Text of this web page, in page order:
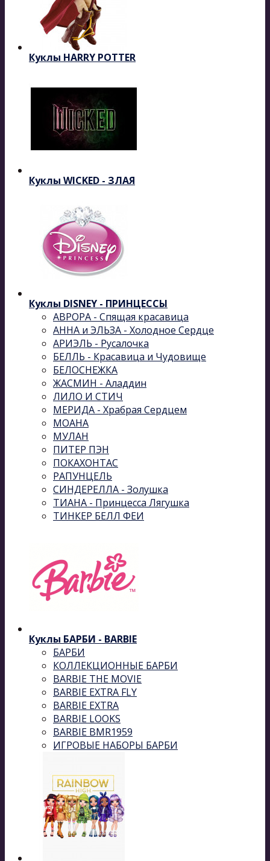
Куклы HARRY POTTER
Куклы WICKED - ЗЛАЯ
Куклы DISNEY - ПРИНЦЕССЫ
АВРОРА - Спящая красавица
АННА и ЭЛЬЗА - Холодное Сердце
АРИЭЛЬ - Русалочка
БЕЛЛЬ - Красавица и Чудовище
БЕЛОСНЕЖКА
ЖАСМИН - Аладдин
ЛИЛО И СТИЧ
МЕРИДА - Храбрая Сердцем
МОАНА
МУЛАН
ПИТЕР ПЭН
ПОКАХОНТАС
РАПУНЦЕЛЬ
СИНДЕРЕЛЛА - Золушка
ТИАНА - Принцесса Лягушка
ТИНКЕР БЕЛЛ ФЕИ
Куклы БАРБИ - BARBIE
БАРБИ
КОЛЛЕКЦИОННЫЕ БАРБИ
BARBIE THE MOVIE
BARBIE EXTRA FLY
BARBIE EXTRA
BARBIE LOOKS
BARBIE BMR1959
ИГРОВЫЕ НАБОРЫ БАРБИ